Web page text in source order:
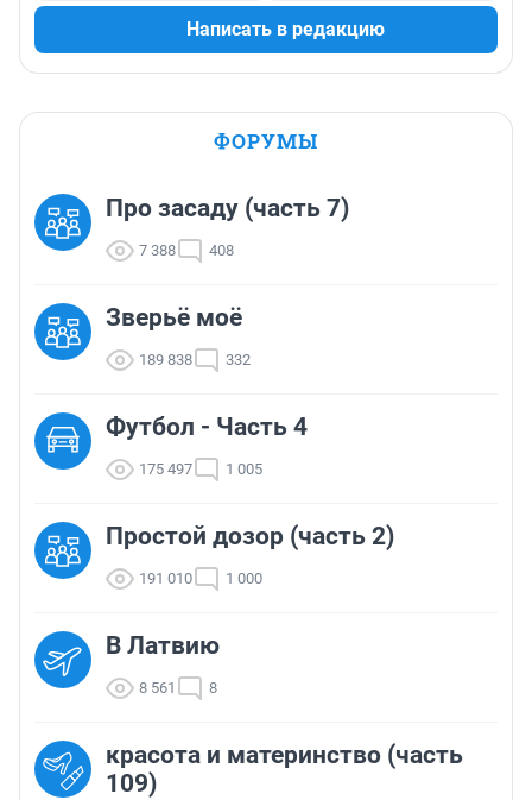
Написать в редакцию
ФОРУМЫ
Про засаду (часть 7)
7 388 408
Зверьё моё
189 838 332
Футбол - Часть 4
175 497 1 005
Простой дозор (часть 2)
191 010 1 000
В Латвию
8 561 8
красота и материнство (часть
109)